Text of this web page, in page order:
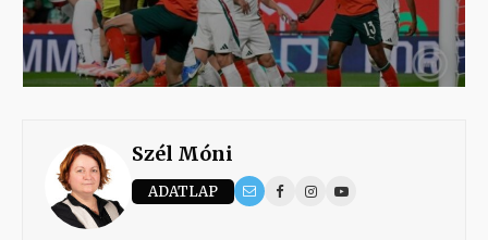
Szél Móni
ADATLAP